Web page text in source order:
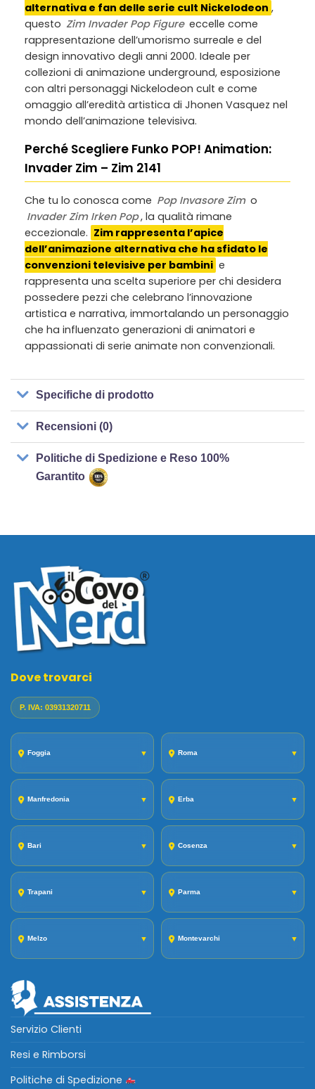
alternativa e fan delle serie cult Nickelodeon ,
questo Zim Invader Pop Figure eccelle come
rappresentazione dell’umorismo surreale e del
design innovativo degli anni 2000. Ideale per
collezioni di animazione underground, esposizione
con altri personaggi Nickelodeon cult e come
omaggio all’eredità artistica di Jhonen Vasquez nel
mondo dell’animazione televisiva.
Perché Scegliere Funko POP! Animation:
Invader Zim – Zim 2141
Che tu lo conosca come Pop Invasore Zim o
Invader Zim Irken Pop, la qualità rimane
eccezionale. Zim rappresenta l’apice
dell’animazione alternativa che ha sfidato le
convenzioni televisive per bambini e
rappresenta una scelta superiore per chi desidera
possedere pezzi che celebrano l’innovazione
artistica e narrativa, immortalando un personaggio
che ha influenzato generazioni di animatori e
appassionati di serie animate non convenzionali.
Specifiche di prodotto
Recensioni (0)
Politiche di Spedizione e Reso 100%
Garantito
Dove trovarci
P. IVA: 03931320711
Foggia ▼ Roma ▼
Manfredonia ▼ Erba ▼
Bari ▼ Cosenza ▼
Trapani ▼ Parma ▼
Melzo ▼ Montevarchi ▼
Servizio Clienti
Resi e Rimborsi
Politiche di Spedizione